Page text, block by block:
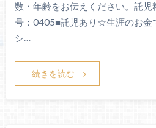
数・年齢をお伝えください。託
号：0405■託児あり☆生涯のお金
シ…
続きを読む